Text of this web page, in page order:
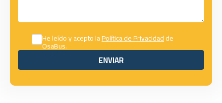
He leído y acepto laPolítica de Privacidadde
OsaBus.
ENVIAR
ENVIAR